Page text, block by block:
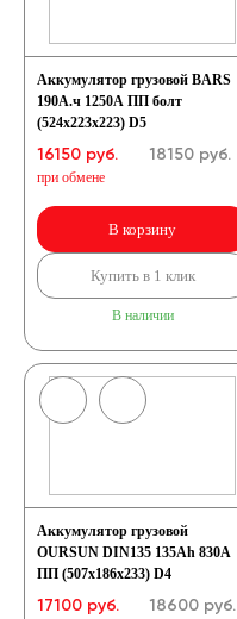
Аккумулятор грузовой BARS
190А.ч 1250А ПП болт
(524x223x223) D5
16150 руб.
при обмене
18150руб.
В корзину
Купить в 1 клик
В наличии
Аккумулятор грузовой
OURSUN DIN135 135Ah 830A
ПП (507х186х233) D4
17100 руб. 18600руб.